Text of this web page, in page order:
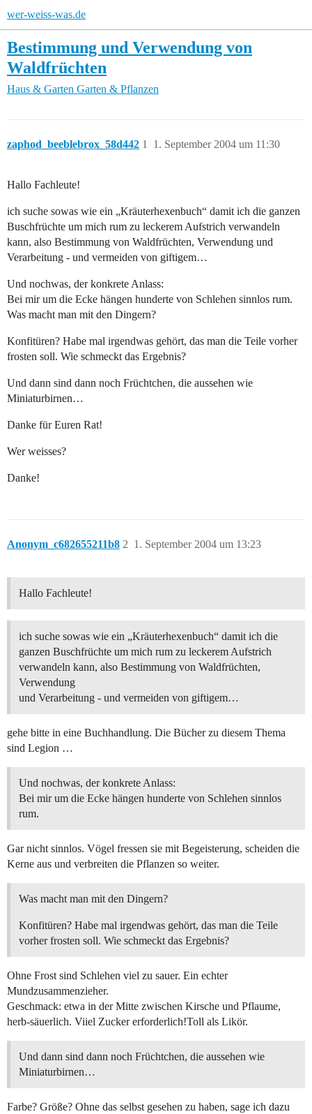
wer-weiss-was.de
Bestimmung und Verwendung von
Waldfrüchten
Haus & Garten Garten & Pflanzen
zaphod_beeblebrox_58d442 1. September 2004 um 11:30
1
Hallo Fachleute!
ich suche sowas wie ein „Kräuterhexenbuch“ damit ich die ganzen
Buschfrüchte um mich rum zu leckerem Aufstrich verwandeln
kann, also Bestimmung von Waldfrüchten, Verwendung und
Verarbeitung - und vermeiden von giftigem…
Und nochwas, der konkrete Anlass:
Bei mir um die Ecke hängen hunderte von Schlehen sinnlos rum.
Was macht man mit den Dingern?
Konfitüren? Habe mal irgendwas gehört, das man die Teile vorher
frosten soll. Wie schmeckt das Ergebnis?
Und dann sind dann noch Früchtchen, die aussehen wie
Miniaturbirnen…
Danke für Euren Rat!
Wer weisses?
Danke!
Anonym_c682655211b8 1. September 2004 um 13:23
2
Hallo Fachleute!
ich suche sowas wie ein „Kräuterhexenbuch“ damit ich die
ganzen Buschfrüchte um mich rum zu leckerem Aufstrich
verwandeln kann, also Bestimmung von Waldfrüchten,
Verwendung
und Verarbeitung - und vermeiden von giftigem…
gehe bitte in eine Buchhandlung. Die Bücher zu diesem Thema
sind Legion …
Und nochwas, der konkrete Anlass:
Bei mir um die Ecke hängen hunderte von Schlehen sinnlos
rum.
Gar nicht sinnlos. Vögel fressen sie mit Begeisterung, scheiden die
Kerne aus und verbreiten die Pflanzen so weiter.
Was macht man mit den Dingern?
Konfitüren? Habe mal irgendwas gehört, das man die Teile
vorher frosten soll. Wie schmeckt das Ergebnis?
Ohne Frost sind Schlehen viel zu sauer. Ein echter
Mundzusammenzieher.
Geschmack: etwa in der Mitte zwischen Kirsche und Pflaume,
herb-säuerlich. Viiel Zucker erforderlich!Toll als Likör.
Und dann sind dann noch Früchtchen, die aussehen wie
Miniaturbirnen…
Farbe? Größe? Ohne das selbst gesehen zu haben, sage ich dazu